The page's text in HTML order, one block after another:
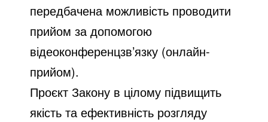
передбачена можливість проводити
прийом за допомогою
відеоконференцзв’язку (онлайн-
прийом).
Проєкт Закону в цілому підвищить
якість та ефективність розгляду